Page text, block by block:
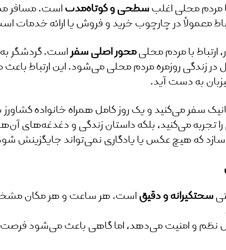
مردم محلی اغلبسطحی و کوتاه‌مدت است. مسافر
معمولاً در چارچوب خرید و فروش یا ارائه خدمات
ارتباط با مردم محلیمحور اصلی سفر است. گردشگر
زندگی روزمره مردم محلی می‌شود. این ارتباط
به دست آید.
سفر می‌کنید و یک روز کامل همراه خانواده
را تجربه می‌کنید، بلکه داستان زندگی و دغدغه‌های
که هیچ عکس یا یادگاری نمی‌تواند جایگزینش
سختگیرانه و دقیق است. هر ساعت و هر مکان مشخص
نظم و امنیت می‌دهد، اما گاهی باعث می‌شود